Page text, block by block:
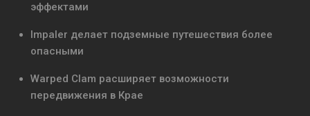
эффектами
Impaler делает подземные путешествия более
опасными
Warped Clam расширяет возможности
передвижения в Крае